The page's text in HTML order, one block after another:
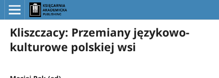
Kliszczacy: Przemiany językowo-
kulturowe polskiej wsi